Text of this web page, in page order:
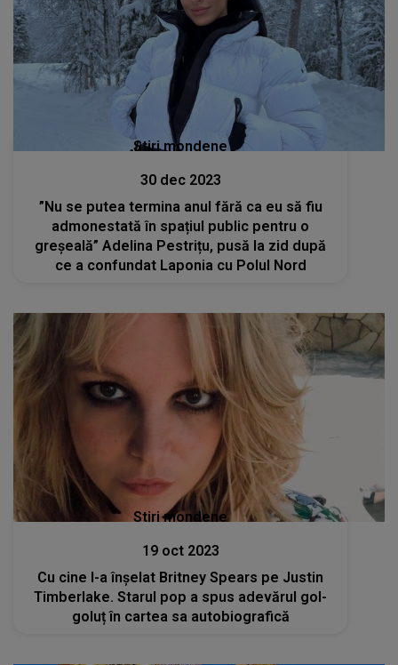
Stiri mondene
30 dec 2023
”Nu se putea termina anul fără ca eu să fiu
admonestată în spațiul public pentru o
greșeală” Adelina Pestrițu, pusă la zid după
ce a confundat Laponia cu Polul Nord
Stiri mondene
19 oct 2023
Cu cine l-a înșelat Britney Spears pe Justin
Timberlake. Starul pop a spus adevărul gol-
goluț în cartea sa autobiografică